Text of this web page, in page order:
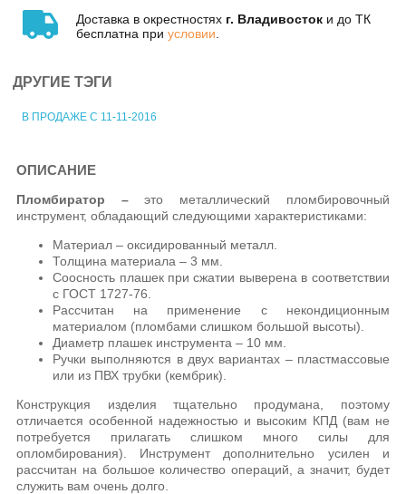
Доставка в окрестностях г. Владивосток и до ТК
бесплатна при условии
ДРУГИЕ ТЭГИ
В ПРОДАЖЕ С 11-11-2016
ОПИСАНИЕ
Пломбиратор –это металлический пломбировочный
инструмент, обладающий следующими характеристиками:
Материал – оксидированный металл.
Толщина материала – 3 мм.
Соосность плашек при сжатии выверена в соответствии
с ГОСТ 1727-76.
Рассчитан на применение с некондиционным
материалом (пломбами слишком большой высоты).
Диаметр плашек инструмента – 10 мм.
Ручки выполняются в двух вариантах – пластмассовые
или из ПВХ трубки (кембрик).
Конструкция изделия тщательно продумана, поэтому
отличается особенной надежностью и высоким КПД (вам не
потребуется прилагать слишком много силы для
опломбирования). Инструмент дополнительно усилен и
рассчитан на большое количество операций, а значит, будет
служить вам очень долго.